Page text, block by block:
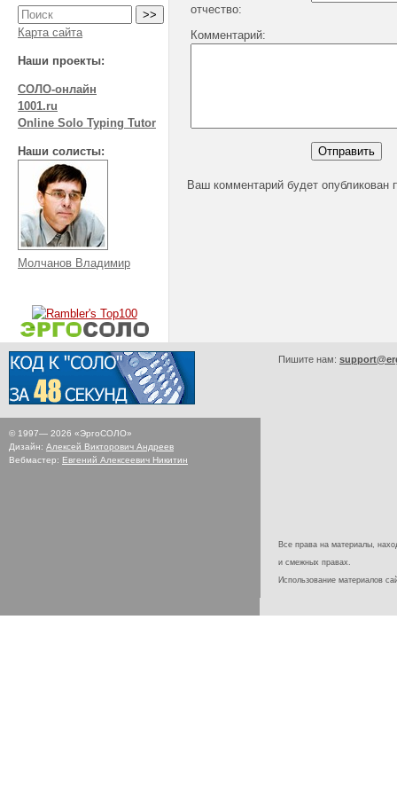
Карта сайта
Наши проекты:
СОЛО-онлайн
1001.ru
Online Solo Typing Tutor
Наши солисты:
Молчанов Владимир
отчество:
Комментарий:
Ваш комментарий будет опубликован
© 1997— 2026 «ЭргоСОЛО»
Дизайн: Алексей Викторович Андреев
Вебмастер: Евгений Алексеевич Никитин
Пишите нам:
Все права на материалы,
и смежных правах.
Использование материалов